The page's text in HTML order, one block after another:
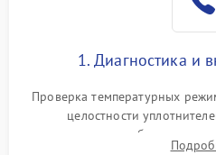
работе
1. Диагностика и
Проверка температурных
целостности
сопротивления обмоток